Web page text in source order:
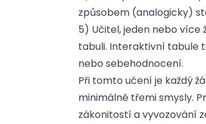
způsobem (analogicky)
5) Učitel, jeden nebo
tabuli. Interaktivní tabule
nebo sebehodnocení.
Při tomto učení je každý
minimálně třemi smysly.
zákonitostí a vyvozování